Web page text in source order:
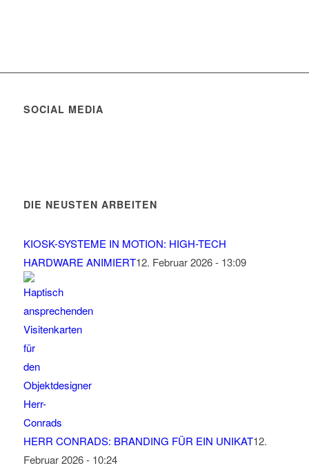
SOCIAL MEDIA
DIE NEUSTEN ARBEITEN
KIOSK-SYSTEME IN MOTION: HIGH-TECH
HARDWARE ANIMIERT12. Februar 2026 - 13:09
HERR CONRADS: BRANDING FÜR EIN UNIKAT12.
Februar 2026 - 10:24